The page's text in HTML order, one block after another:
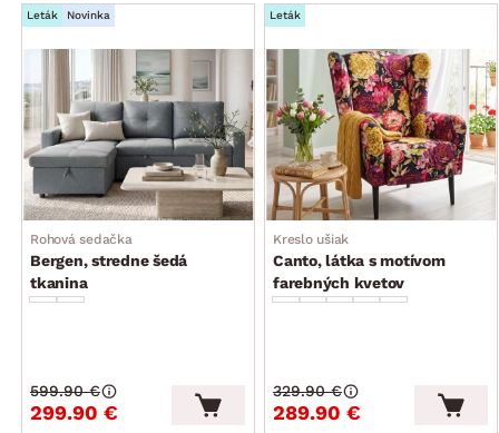
Leták Novinka
Rohová sedačka
Bergen, stredne šedá
tkanina
299.90 €
599.90 €
Leták
Kreslo ušiak
Canto, látka s motívom
farebných kvetov
289.90 €
329.90 €